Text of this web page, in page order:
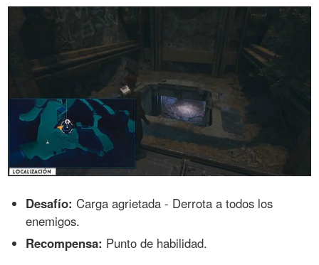
Desafío: Carga agrietada - Derrota a todos los
enemigos.
Recompensa: Punto de habilidad.